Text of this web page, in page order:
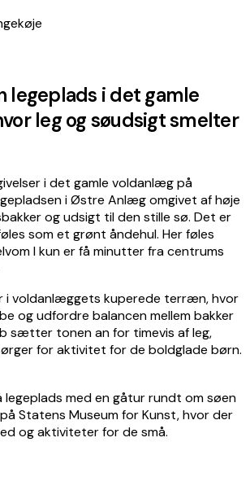
legeplads i det gamle
leg og søudsigt smelter
i det gamle voldanlæg på
i Østre Anlæg omgivet af høje
og udsigt til den stille sø. Det er
som et grønt åndehul. Her føles
I kun er få minutter fra centrums
i voldanlæggets kuperede terræn, hvor
og udfordre balancen mellem bakker
sætter tonen an for timevis af leg,
for aktivitet for de boldglade børn.
legeplads med en gåtur rundt om søen
Statens Museum for Kunst, hvor der
og aktiviteter for de små.